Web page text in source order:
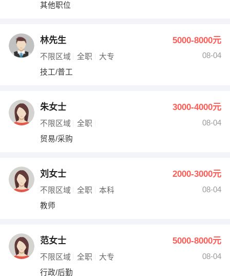
其他职位
林先生 5000-8000元
不限区域 全职 大专
08-04
技工/普工
朱女士 3000-4000元
不限区域 全职
08-04
贸易/采购
刘女士 2000-3000元
不限区域 全职 本科
08-04
教师
范女士 5000-8000元
不限区域 全职 大专
08-04
行政/后勤